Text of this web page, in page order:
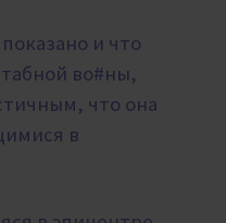
и что
во#ны,
что она
в